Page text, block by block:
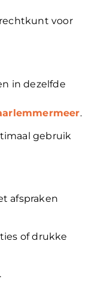
voor
in dezelfde
.
gebruik
afspraken
of drukke